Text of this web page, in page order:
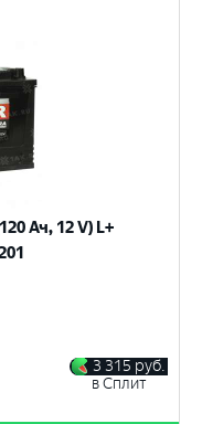
Ач, 12 V) L+
3 315 руб.
в Сплит